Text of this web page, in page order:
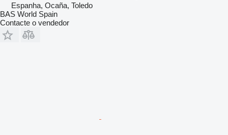
Espanha, Ocaña, Toledo
BAS World Spain
Contacte o vendedor